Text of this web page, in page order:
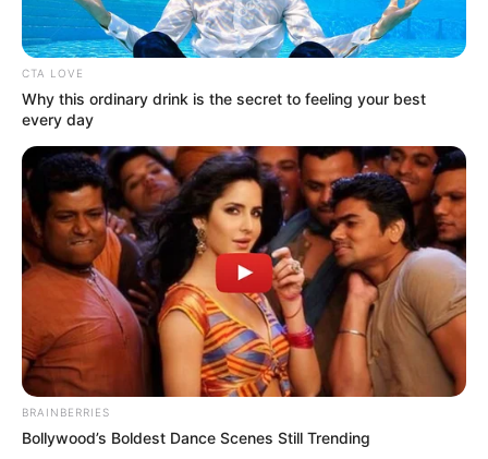
CTA LOVE
Why this ordinary drink is the secret to feeling your best
every day
BRAINBERRIES
Bollywood’s Boldest Dance Scenes Still Trending